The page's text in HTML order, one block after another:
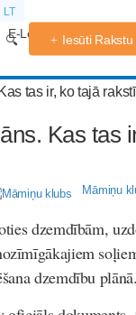
LT
E-LekcijasIesūti Rakstu
Kas tas
Māmiņu
dzemdībām,
dzemdību plānā.